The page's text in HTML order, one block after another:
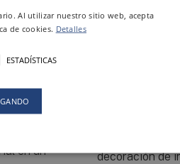
la
proyecto
de
Además,
agrupar
en un
El encuentro
junio en el
Keraben
y reunió a
ámbito
conocieran
tendencias
decoración de
Al utilizar nuestro sitio web, acepta
de cookies. Detalles
ESTADÍSTICAS